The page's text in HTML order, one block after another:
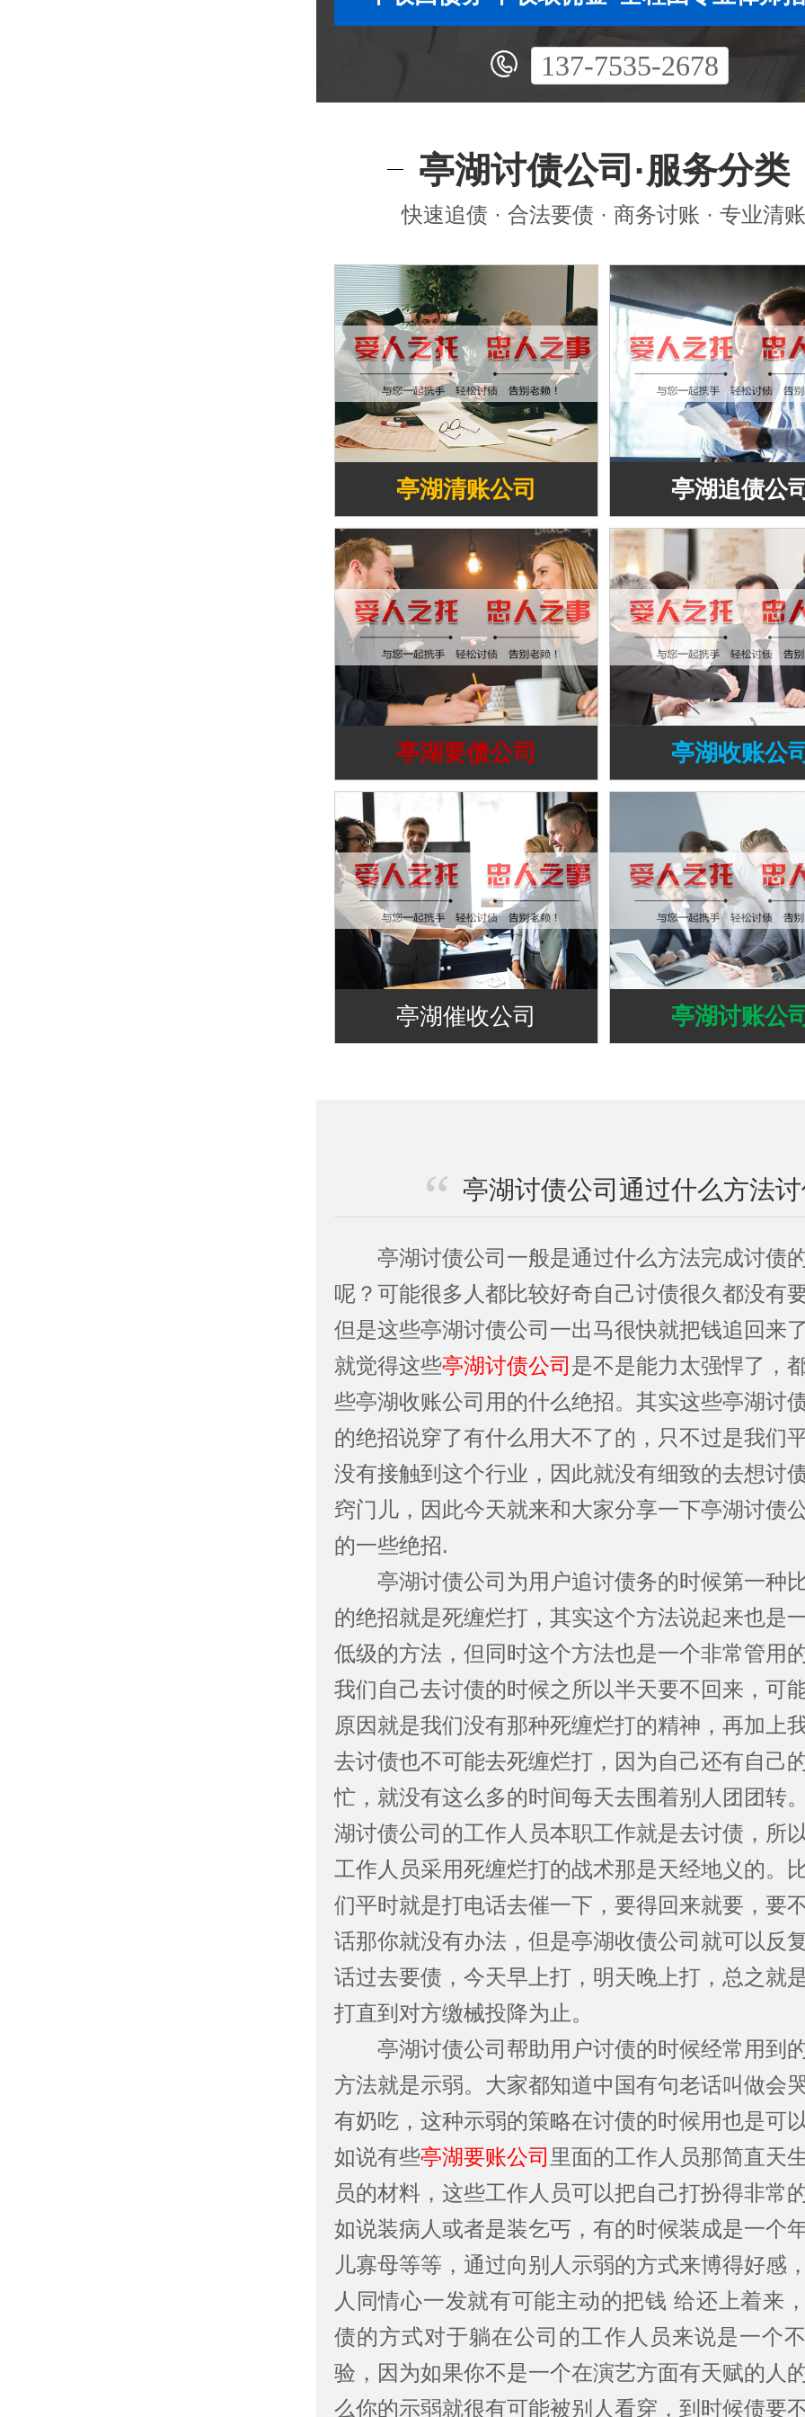
137-7535-2678
亭湖讨债公司·服务分类
快速追债 · 合法要债 · 商务讨账 · 专业清账
亭湖清账公司 亭湖追债公
亭湖要债公司 亭湖收账公
亭湖催收公司 亭湖讨账公
亭湖讨债公司通过什么方法
亭湖讨债公司一般是通过什么方法完成讨债
呢？可能很多人都比较好奇自己讨债很久都没有
但是这些亭湖讨债公司一出马很快就把钱追回来
就觉得这些亭湖讨债公司 是不是能力太强悍了，
些亭湖收账公司用的什么绝招。其实这些亭湖讨
的绝招说穿了有什么用大不了的，只不过是我们
没有接触到这个行业，因此就没有细致的去想讨
窍门儿，因此今天就来和大家分享一下亭湖讨债
的一些绝招.
亭湖讨债公司为用户追讨债务的时候第一种
的绝招就是死缠烂打，其实这个方法说起来也是
低级的方法，但同时这个方法也是一个非常管用
我们自己去讨债的时候之所以半天要不回来，可
原因就是我们没有那种死缠烂打的精神，再加上
去讨债也不可能去死缠烂打，因为自己还有自己
忙，就没有这么多的时间每天去围着别人团团转
湖讨债公司的工作人员本职工作就是去讨债，所
工作人员采用死缠烂打的战术那是天经地义的。
们平时就是打电话去催一下，要得回来就要，要
话那你就没有办法，但是亭湖收债公司就可以反
话过去要债，今天早上打，明天晚上打，总之就
打直到对方缴械投降为止。
亭湖讨债公司帮助用户讨债的时候经常用到
方法就是示弱。大家都知道中国有句老话叫做会
有奶吃，这种示弱的策略在讨债的时候用也是可
如说有些亭湖要账公司 里面的工作人员那简直天
员的材料，这些工作人员可以把自己打扮得非常
如说装病人或者是装乞丐，有的时候装成是一个
儿寡母等等，通过向别人示弱的方式来博得好感
人同情心一发就有可能主动的把钱 给还上着来
债的方式对于躺在公司的工作人员来说是一个
验，因为如果你不是一个在演艺方面有天赋的人
么你的示弱就很有可能被别人看穿，到时候债要